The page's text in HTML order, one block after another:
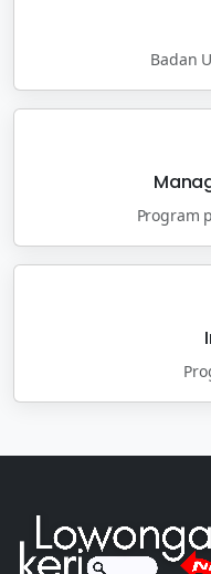
Badan
Program